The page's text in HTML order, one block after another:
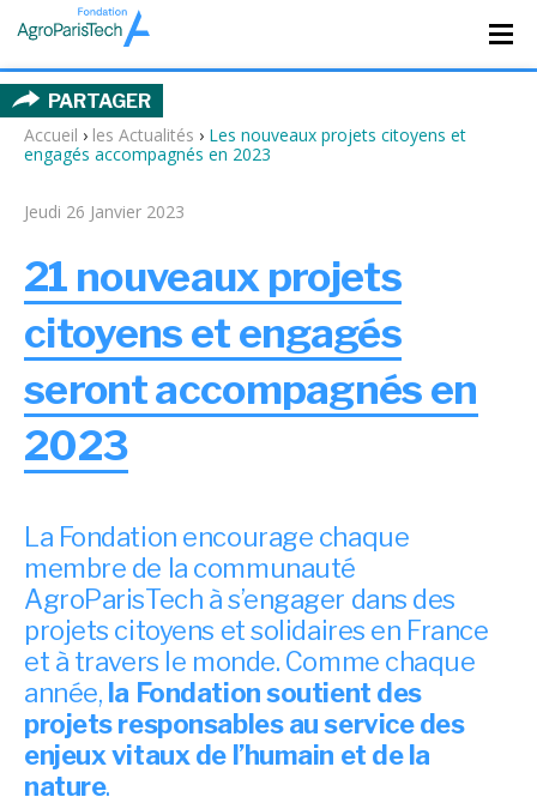
PARTAGER
Accueil › les Actualités › Les nouveaux projets citoyens et
engagés accompagnés en 2023
Jeudi 26 Janvier 2023
21 nouveaux projets
citoyens et engagés
seront accompagnés en
2023
La Fondation encourage chaque
membre de la communauté
AgroParisTech à s’engager dans des
projets citoyens et solidaires en France
et à travers le monde. Comme chaque
année, la Fondation soutient des
projets responsables au service des
enjeux vitaux de l’humain et de la
nature.